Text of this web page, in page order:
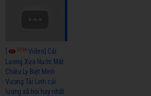
5739Video] Cải
Lương Xưa Nước Mắt
Chiều Ly Biệt Minh
Vương Tài Linh cải
lương xã hội hay nhất